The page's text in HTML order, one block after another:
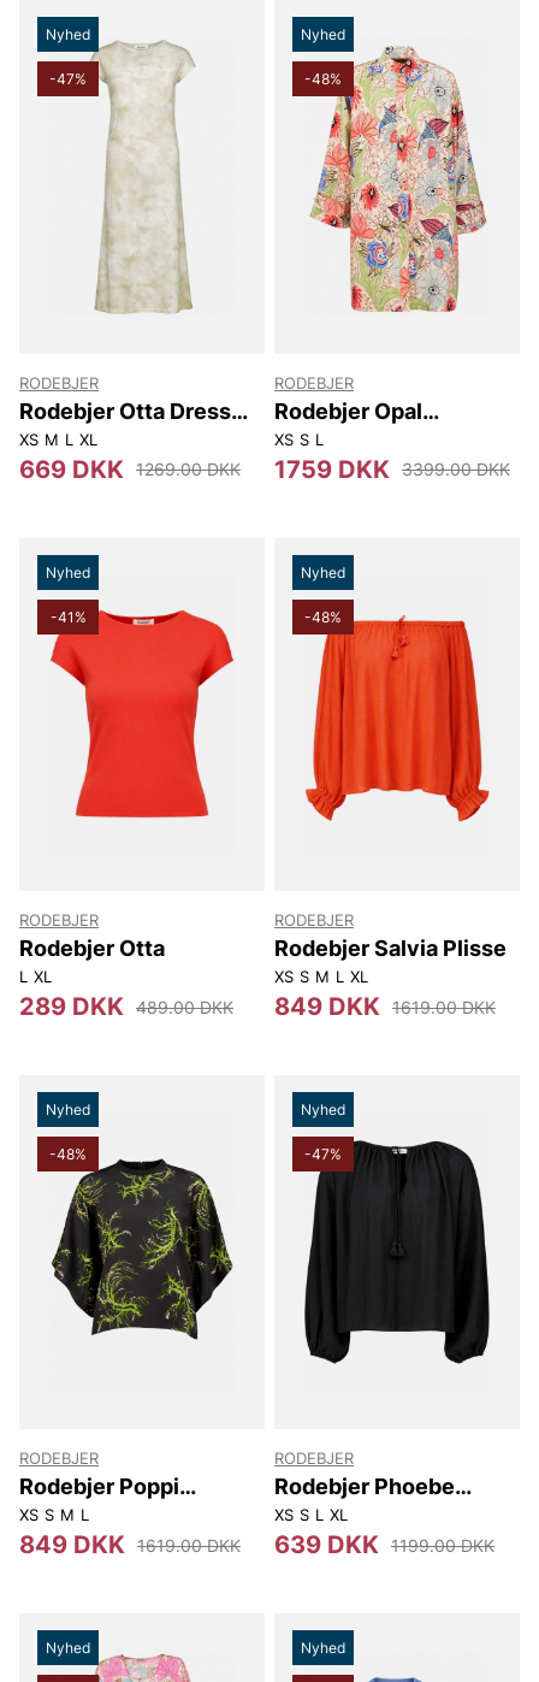
Nyhed
-47%
RODEBJER
Rodebjer Otta Dress
Clouds
XS M L XL
669 DKK 1269.00 DKK
Nyhed
-48%
RODEBJER
Rodebjer Opal
Ducharne
XS S L
1759 DKK 3399.00 DKK
Nyhed
-41%
RODEBJER
Rodebjer Otta
L XL
289 DKK 489.00 DKK
Nyhed
-48%
RODEBJER
Rodebjer Salvia Plisse
XS S M L XL
849 DKK 1619.00 DKK
Nyhed
-48%
RODEBJER
Rodebjer Poppi
Seaweed
XS S M L
849 DKK 1619.00 DKK
Nyhed
-47%
RODEBJER
Rodebjer Phoebe
Monalisa
XS S L XL
639 DKK 1199.00 DKK
Nyhed Nyhed